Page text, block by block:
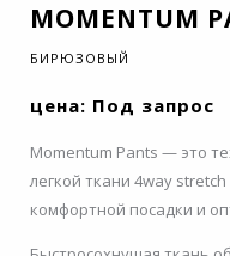
MOMENTUM
БИРЮЗОВЫЙ
цена: Под запрос
Momentum Pants — это
легкой ткани 4way
комфортной посадки и